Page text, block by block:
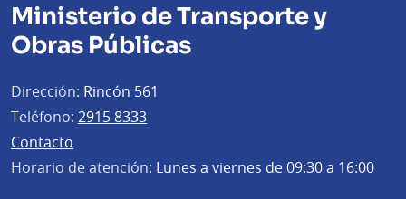
Ministerio de Transporte y
Obras Públicas
Dirección: Rincón 561
Teléfono: 2915 8333
Contacto
Horario de atención: Lunes a viernes de 09:30 a 16:00